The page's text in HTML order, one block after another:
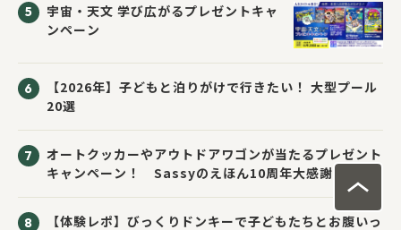
宇宙・天文 学び広がるプレゼントキャ
ンペーン
【2026年】子どもと泊りがけで行きたい！ 大型プール
20選
オートクッカーやアウトドアワゴンが当たるプレゼント
キャンペーン！ Sassyのえほん10周年大感謝祭！
【体験レポ】びっくりドンキーで子どもたちとお腹いっ